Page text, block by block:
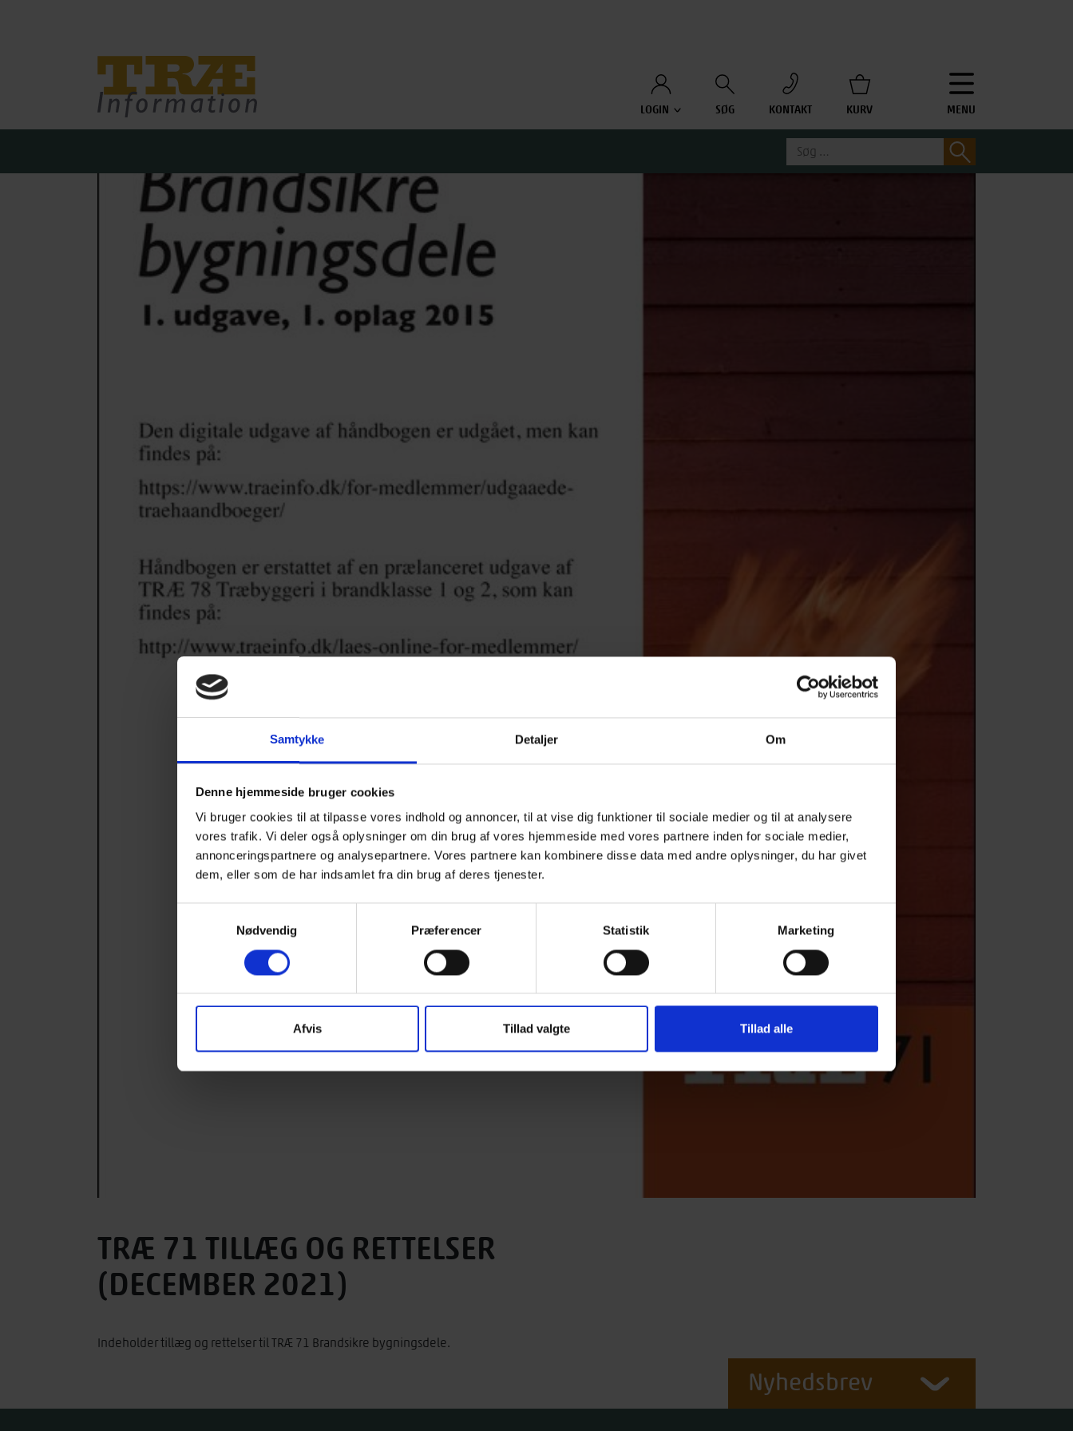
Samtykke Detaljer Om
Denne hjemmeside bruger cookies
Vi bruger cookies til at tilpasse vores indhold og annoncer, til at vise dig funktioner til sociale medier og til at analysere
vores trafik. Vi deler også oplysninger om din brug af vores hjemmeside med vores partnere inden for sociale medier,
annonceringspartnere og analysepartnere. Vores partnere kan kombinere disse data med andre oplysninger, du har givet
dem, eller som de har indsamlet fra din brug af deres tjenester.
Nødvendig
Præferencer Statistik Marketing
Afvis Tillad valgte Tillad alle
LOGIN SØG KONTAKT KURV MENU
Søg
efter:
TRÆ 71 TILLÆG OG RETTELSER
(DECEMBER 2021)
Indeholder tillæg og rettelser til TRÆ 71 Brandsikre bygningsdele.
Nyhedsbrev